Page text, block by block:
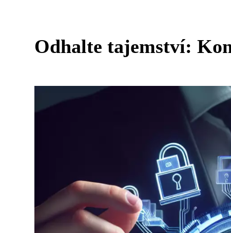
Odhalte tajemství: